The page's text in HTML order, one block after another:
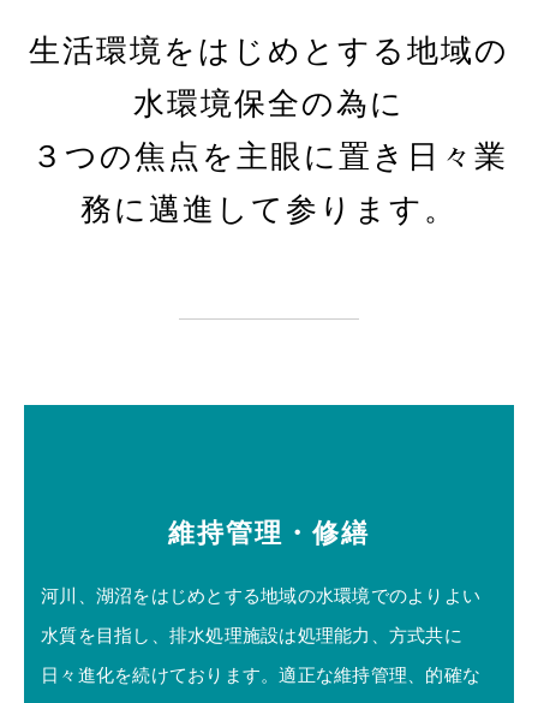
生活環境をはじめとする地域の
水環境保全の為に
３つの焦点を主眼に置き日々業
務に邁進して参ります。
維持管理・修繕
河川、湖沼をはじめとする地域の水環境でのよりよい
水質を目指し、排水処理施設は処理能力、方式共に
日々進化を続けております。適正な維持管理、的確な